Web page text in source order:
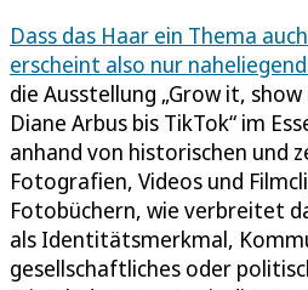
Dass das Haar ein Thema
erscheint also nur
die Ausstellung „Grow it,
Diane Arbus bis TikTok“ im
anhand von historischen und
Fotografien, Videos und
Fotobüchern, wie verbreitet
als Identitätsmerkmal,
gesellschaftliches oder